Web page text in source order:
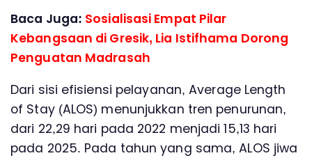
Baca Juga: Sosialisasi Empat Pilar
Kebangsaan di Gresik, Lia Istifhama Dorong
Penguatan Madrasah
Dari sisi efisiensi pelayanan, Average Length
of Stay (ALOS) menunjukkan tren penurunan,
dari 22,29 hari pada 2022 menjadi 15,13 hari
pada 2025. Pada tahun yang sama, ALOS jiwa